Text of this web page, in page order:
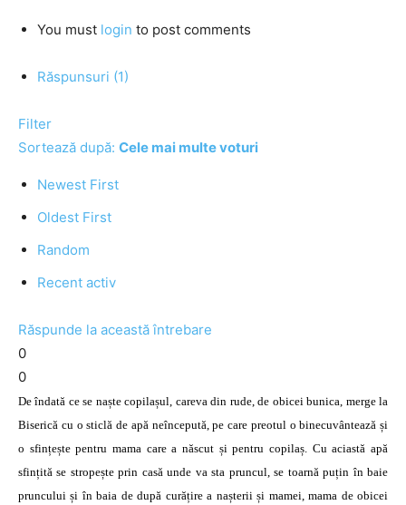
You must login to post comments
Răspunsuri (1)
Filter
Sortează după: Cele mai multe voturi
Newest First
Oldest First
Random
Recent activ
Răspunde la această întrebare
0
0
De îndată ce se naște copilașul, careva din rude, de obicei bunica, merge la
Biserică cu o sticlă de apă neîncepută, pe care preotul o binecuvântează și
o sfințește pentru mama care a născut și pentru copilaș. Cu aciastă apă
sfințită se stropește prin casă unde va sta pruncul, se toarnă puțin în baie
pruncului și în baia de după curățire a nașterii și mamei, mama de obicei